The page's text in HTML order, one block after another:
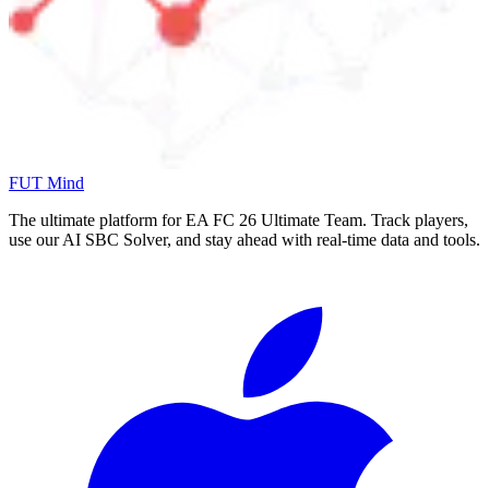
FUT Mind
The ultimate platform for EA FC 26 Ultimate Team. Track players,
use our AI SBC Solver, and stay ahead with real-time data and tools.